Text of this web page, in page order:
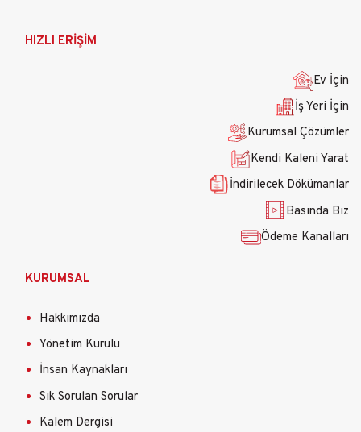
AnaHIZLI ERİŞİM
Ev İçin
İş Yeri İçin
Kurumsal Çözümler
Kendi Kaleni Yarat
İndirilecek Dökümanlar
Basında Biz
Ödeme Kanalları
KURUMSAL
Hakkımızda
Yönetim Kurulu
İnsan Kaynakları
Sık Sorulan Sorular
Kalem Dergisi